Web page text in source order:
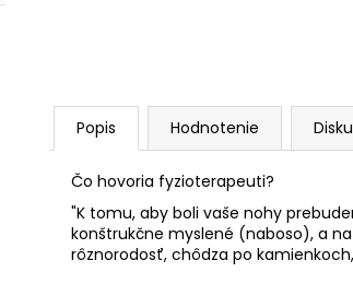
Popis Hodnotenie
Čo hovoria fyzioterapeuti?
"K tomu, aby boli vaše nohy
konštrukčne myslené (naboso), a
rôznorodosť, chôdza po